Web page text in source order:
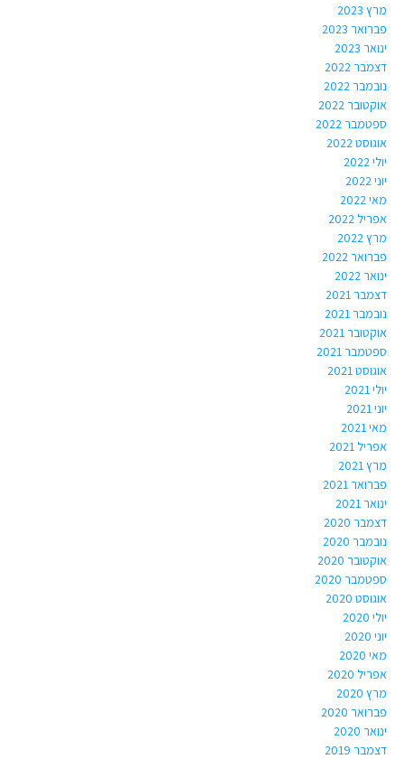
מרץ 2023
פברואר 2023
ינואר 2023
דצמבר 2022
נובמבר 2022
אוקטובר 2022
ספטמבר 2022
אוגוסט 2022
יולי 2022
יוני 2022
מאי 2022
אפריל 2022
מרץ 2022
פברואר 2022
ינואר 2022
דצמבר 2021
נובמבר 2021
אוקטובר 2021
ספטמבר 2021
אוגוסט 2021
יולי 2021
יוני 2021
מאי 2021
אפריל 2021
מרץ 2021
פברואר 2021
ינואר 2021
דצמבר 2020
נובמבר 2020
אוקטובר 2020
ספטמבר 2020
אוגוסט 2020
יולי 2020
יוני 2020
מאי 2020
אפריל 2020
מרץ 2020
פברואר 2020
ינואר 2020
דצמבר 2019